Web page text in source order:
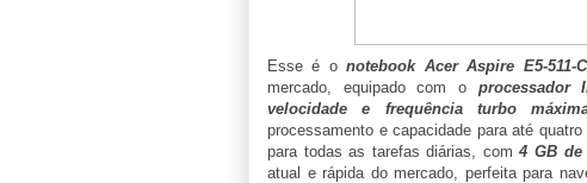
Esse é onotebook Acer Aspire E5-511-
mercado, equipado com o processador
velocidade e frequência turbo
processamento e capacidade para até
para todas as tarefas diárias, com4 GB de
atual e rápida do mercado, perfeita para